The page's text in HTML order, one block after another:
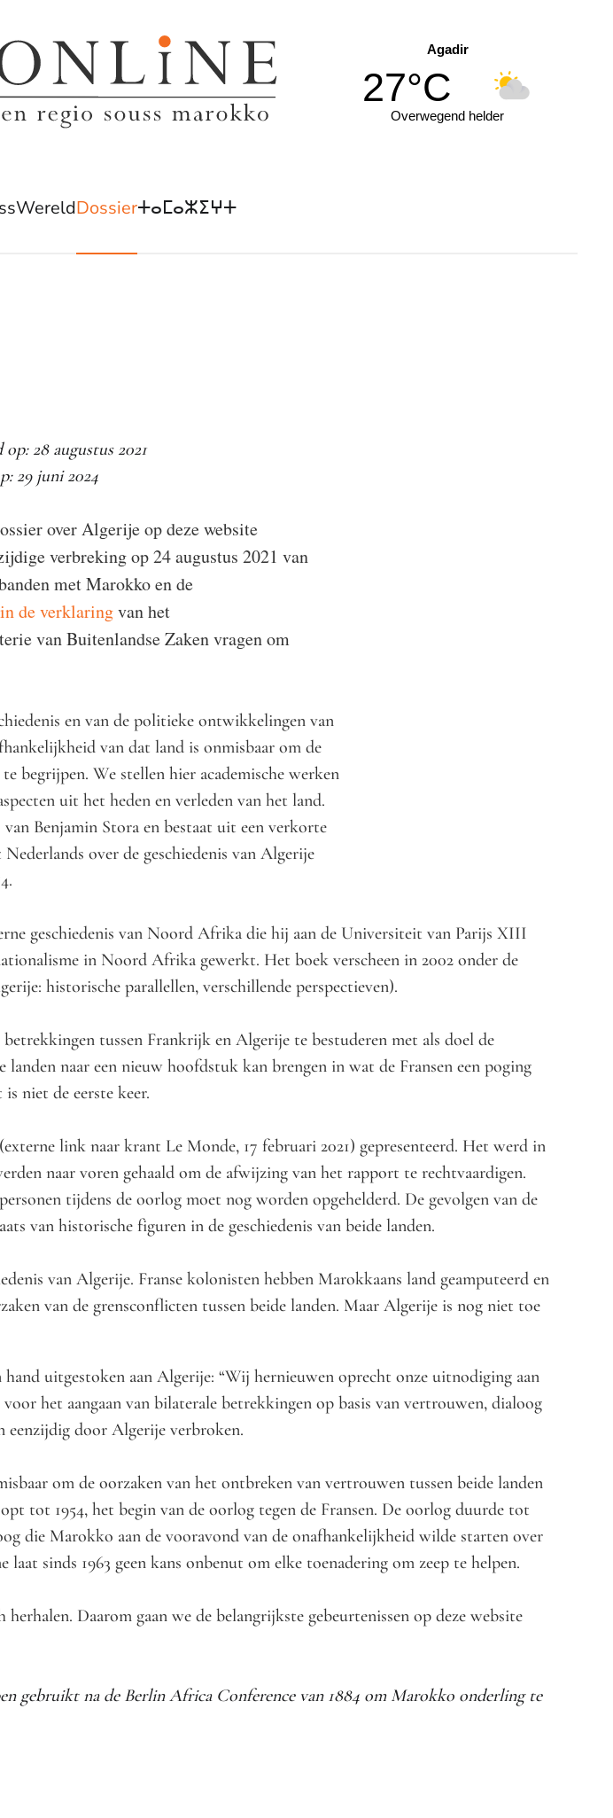
Agadir
27°C
Overwegend helder
WereldDossierⵜⴰⵎⴰⵣⵉⵖⵜ
28 augustus 2021
29 juni 2024
over Algerije op deze website
verbreking op 24 augustus 2021 van
met Marokko en de
in de verklaringvan het
van Buitenlandse Zaken vragen om
en van de politieke ontwikkelingen van
van dat land is onmisbaar om de
begrijpen. We stellen hier academische werken
uit het heden en verleden van het land.
Benjamin Stora en bestaat uit een verkorte
over de geschiedenis van Algerije
geschiedenis van Noord Afrika die hij aan de Universiteit van Parijs XIII
in Noord Afrika gewerkt. Het boek verscheen in 2002 onder de
historische parallellen, verschillende perspectieven).
tussen Frankrijk en Algerije te bestuderen met als doel de
naar een nieuw hoofdstuk kan brengen in wat de Fransen een poging
niet de eerste keer.
(externe link naar krant Le Monde, 17 februari 2021) gepresenteerd. Het werd in
naar voren gehaald om de afwijzing van het rapport te rechtvaardigen.
tijdens de oorlog moet nog worden opgehelderd. De gevolgen van de
van historische figuren in de geschiedenis van beide landen.
van Algerije. Franse kolonisten hebben Marokkaans land geamputeerd en
van de grensconflicten tussen beide landen. Maar Algerije is nog niet toe
uitgestoken aan Algerije: “Wij hernieuwen oprecht onze uitnodiging aan
het aangaan van bilaterale betrekkingen op basis van vertrouwen, dialoog
eenzijdig door Algerije verbroken.
om de oorzaken van het ontbreken van vertrouwen tussen beide landen
tot 1954, het begin van de oorlog tegen de Fransen. De oorlog duurde tot
die Marokko aan de vooravond van de onafhankelijkheid wilde starten over
sinds 1963 geen kans onbenut om elke toenadering om zeep te helpen.
Daarom gaan we de belangrijkste gebeurtenissen op deze website
gebruikt na de Berlin Africa Conference van 1884 om Marokko onderling te